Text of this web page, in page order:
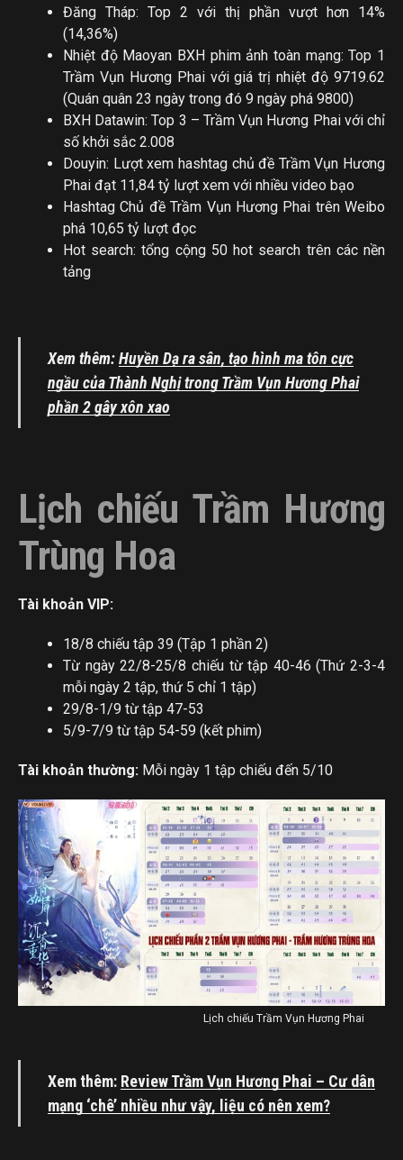
Đăng Tháp: Top 2 với thị phần vượt hơn 14%
(14,36%)
Nhiệt độ Maoyan BXH phim ảnh toàn mạng: Top 1
Trầm Vụn Hương Phai với giá trị nhiệt độ 9719.62
(Quán quân 23 ngày trong đó 9 ngày phá 9800)
BXH Datawin: Top 3 – Trầm Vụn Hương Phai với chỉ
số khởi sắc 2.008
Douyin: Lượt xem hashtag chủ đề Trầm Vụn Hương
Phai đạt 11,84 tỷ lượt xem với nhiều video bạo
Hashtag Chủ đề Trầm Vụn Hương Phai trên Weibo
phá 10,65 tỷ lượt đọc
Hot search: tổng cộng 50 hot search trên các nền
tảng
Xem thêm:Huyền Dạ ra sân, tạo hình ma tôn cực
ngầu của Thành Nghị trong Trầm Vụn Hương Phai
phần 2 gây xôn xao
Lịch chiếu Trầm Hương
Trùng Hoa
Tài khoản VIP:
18/8 chiếu tập 39 (Tập 1 phần 2)
Từ ngày 22/8-25/8 chiếu từ tập 40-46 (Thứ 2-3-4
mỗi ngày 2 tập, thứ 5 chỉ 1 tập)
29/8-1/9 từ tập 47-53
5/9-7/9 từ tập 54-59 (kết phim)
Tài khoản thường: Mỗi ngày 1 tập chiếu đến 5/10
Lịch chiếu Trầm Vụn Hương Phai
Xem thêm: Review Trầm Vụn Hương Phai – Cư dân
mạng ‘chê’ nhiều như vậy, liệu có nên xem?